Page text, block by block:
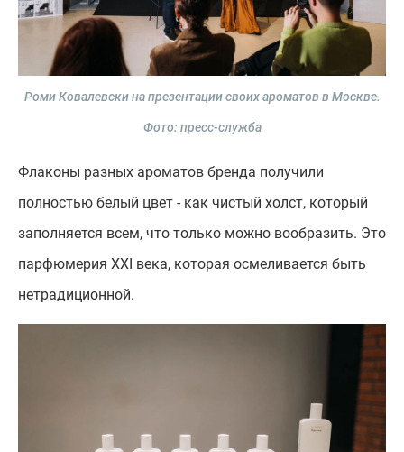
Роми Ковалевски на презентации своих ароматов в Москве.
Фото: пресс-служба
Флаконы разных ароматов бренда получили
полностью белый цвет - как чистый холст, который
заполняется всем, что только можно вообразить. Это
парфюмерия XXI века, которая осмеливается быть
нетрадиционной.